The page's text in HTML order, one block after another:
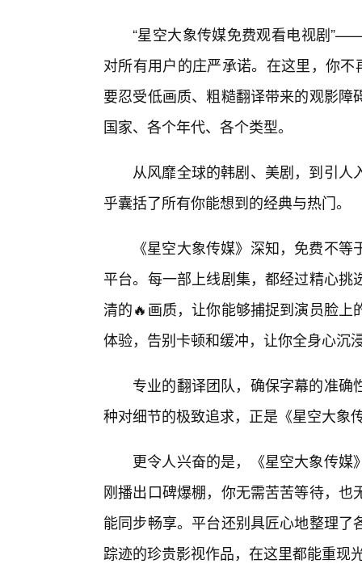
“星空大象传媒免费观看电视剧
对所有用户的庄严承诺。在这里，你
要忍受低画质、粗糙翻译带来的观影
国家、各个年代、各个类型。
从风靡全球的韩剧、美剧，到引
乎囊括了所有你能想到的经典与热门。
《星空大象传媒》深知，免费不
平台。每一部上线剧集，都经过精心
清的🔥画质，让你能够捕捉到演员脸
体验，告别卡顿和缓冲，让你全身心沉
专业的翻译团队，确保字幕的准
种对细节的极致追求，正是《星空大象
更令人兴奋的是，《星空大象传
刚播出口碑爆棚，你无需苦苦等待，
能同步畅享。平台还别具匠心地整理
踪迹的珍贵影视作品，在这里都能重现